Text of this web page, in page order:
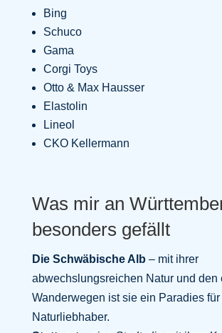
Bing
Schuco
Gama
Corgi Toys
Otto & Max Hausser
Elastolin
Lineol
CKO Kellermann
Was mir an
besonders gefällt
Die Schwäbische Alb – mit ihrer
abwechslungsreichen Natur und den
Wanderwegen ist sie ein Paradies für
Naturliebhaber.